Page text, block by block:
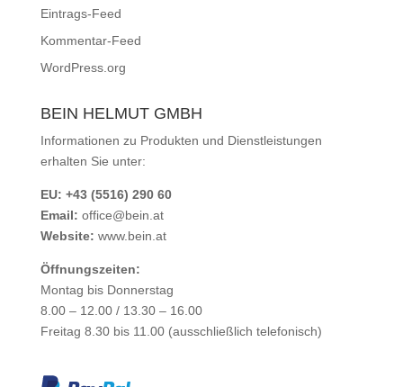
Eintrags-Feed
Kommentar-Feed
WordPress.org
BEIN HELMUT GMBH
Informationen zu Produkten und Dienstleistungen
erhalten Sie unter:
EU: +43 (5516) 290 60
Email: office@bein.at
Website: www.bein.at
Öffnungszeiten:
Montag bis Donnerstag
8.00 – 12.00 / 13.30 – 16.00
Freitag 8.30 bis 11.00 (ausschließlich telefonisch)